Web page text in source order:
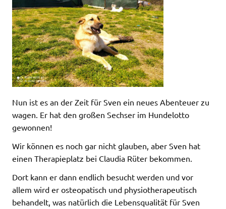
Nun ist es an der Zeit für Sven ein neues Abenteuer zu
wagen. Er hat den großen Sechser im Hundelotto
gewonnen!
Wir können es noch gar nicht glauben, aber Sven hat
einen Therapieplatz bei Claudia Rüter bekommen.
Dort kann er dann endlich besucht werden und vor
allem wird er osteopatisch und physiotherapeutisch
behandelt, was natürlich die Lebensqualität für Sven